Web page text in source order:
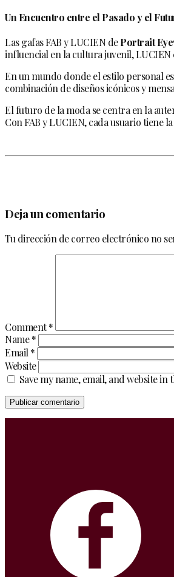
Un Encuentro entre el Pasado y el
Las gafas FAB y LUCIEN dePortrait
influencial en la cultura juvenil, LUCIEN
En un mundo donde el estilo personal
combinación de diseños icónicos y
El futuro de la moda se centra en la
Con FAB y LUCIEN, cada usuario tiene
Deja un comentario
Tu dirección de correo electrónico no
Comment*
Name*
Email *
Website
Save my name, email, and website